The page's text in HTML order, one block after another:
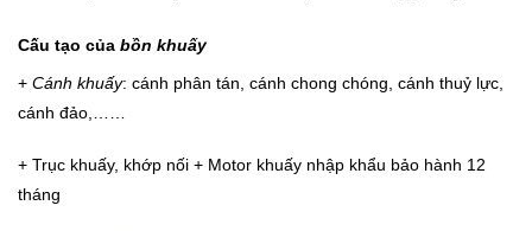
Cấu tạo của bồn khuấy
+ Cánh khuấy: cánh phân tán, cánh chong chóng, cánh thuỷ lực,
cánh đảo,……
+ Trục khuấy, khớp nối + Motor khuấy nhập khẩu bảo hành 12
tháng